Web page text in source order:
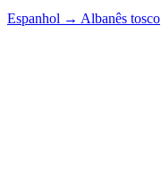
Espanhol → Albanês tosco